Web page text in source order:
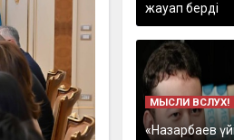
жауап берді
МЫСЛИ ВСЛУХ!
«Назарбаев